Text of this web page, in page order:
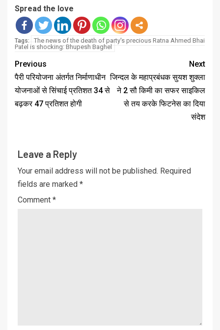
Spread the love
Tags:
The news of the death of party's precious Ratna Ahmed Bhai
Patel is shocking: Bhupesh Baghel
Previous
पैरी परियोजना अंतर्गत निर्माणाधीन
योजनाओं से सिंचाई प्रतिशत 34 से
बढ़कर 47 प्रतिशत होगी
Next
जिन्दल के महाप्रबंधक सुयश शुक्ला
ने 2 सौ किमी का सफर साइकिल
से तय करके फिटनेस का दिया
संदेश
Leave a Reply
Your email address will not be published. Required
fields are marked *
Comment *